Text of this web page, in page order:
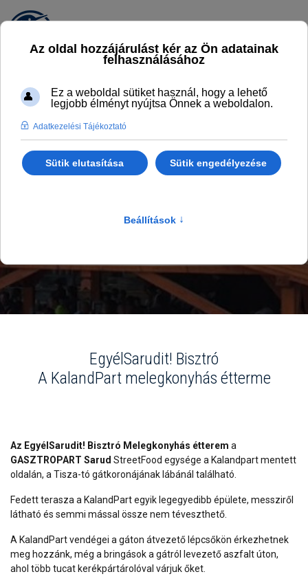
EGYÉLSARUDIT! BISZTRÓ
EgyélSarudit! Bisztró
A KalandPart melegkonyhás étterme
Az EgyélSarudit! Bisztró Melegkonyhás étterem a
GASZTROPART Sarud StreetFood egysége a Kalandpart mentett
oldalán, a Tisza-tó gátkoronájának lábánál található.
Fedett terasza a KalandPart egyik legegyedibb épülete, messziről
látható és semmi mással össze nem téveszthető.
A KalandPart vendégei a gáton átvezető lépcsőkön érkezhetnek
meg hozzánk, még a bringások a gátról levezető aszfalt úton,
ahol több tucat kerékpártárolóval várjuk őket.